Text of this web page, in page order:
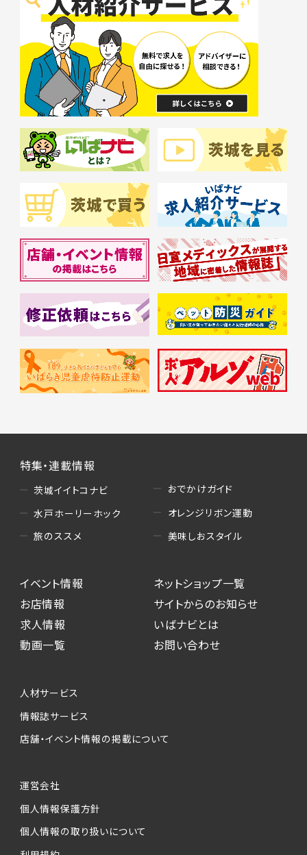
特集・連載情報
茨城イイトコナビ
水戸ホーリーホック
旅のススメ
おでかけガイド
オレンジリボン運動
美味しおスタイル
イベント情報
お店情報
求人情報
動画一覧
ネットショップ一覧
サイトからのお知らせ
いばナビとは
お問い合わせ
人材サービス
情報誌サービス
店舗・イベント情報の掲載について
運営会社
個人情報保護方針
個人情報の取り扱いについて